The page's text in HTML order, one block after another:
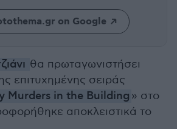
on Google
θα πρωταγωνιστήσει
επιτυχημένης σειράς
Murders in the Building » στο
αποκλειστικά το